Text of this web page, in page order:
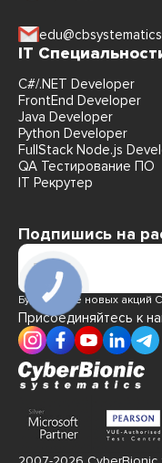
IT
C#/.NET Developer
FrontEnd Developer
Java Developer
Python Developer
FullStack Node.js
QA Тестирование ПО
IT Рекрутер
Подпишись на
Будь в курсе новых акций
Присоединяйтесь к